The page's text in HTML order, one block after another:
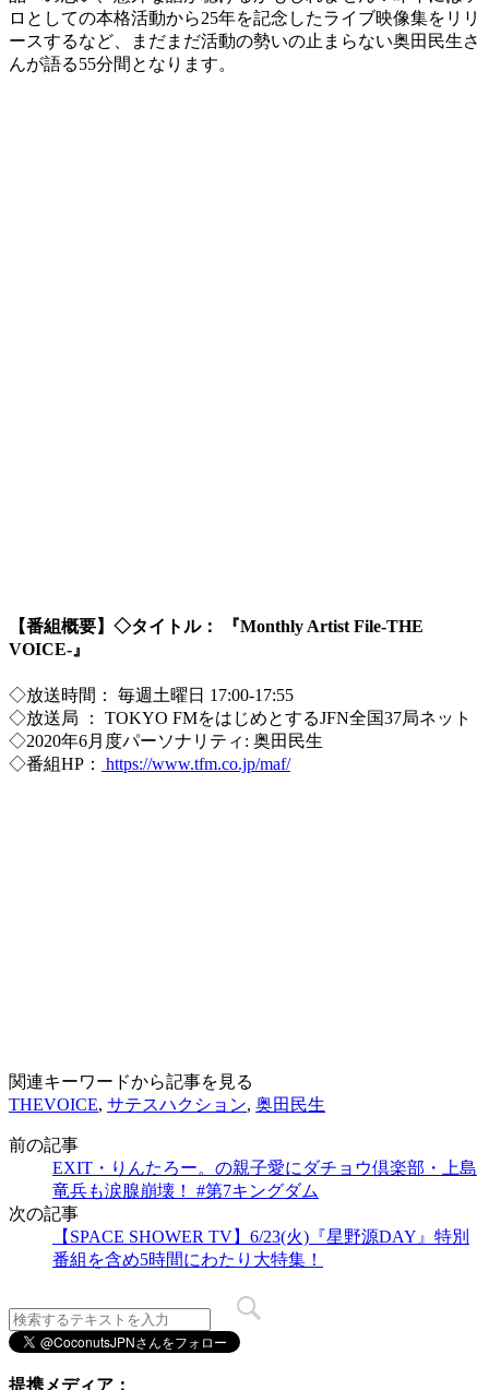
ロとしての本格活動から25年を記念したライブ映像集をリリ
ースするなど、まだまだ活動の勢いの止まらない奥田民生さ
んが語る55分間となります。
【番組概要】◇タイトル： 『Monthly Artist File-THE
VOICE-』
◇放送時間： 毎週土曜日 17:00-17:55
◇放送局 ： TOKYO FMをはじめとするJFN全国37局ネット
◇2020年6月度パーソナリティ: 奥田民生
◇番組HP：
https://www.tfm.co.jp/maf/
関連キーワードから記事を見る
THEVOICE, サテスハクション, 奥田民生
前の記事
EXIT・りんたろー。の親子愛にダチョウ倶楽部・上島
竜兵も涙腺崩壊！ #第7キングダム
次の記事
【SPACE SHOWER TV】6/23(火)『星野源DAY』特別
番組を含め5時間にわたり大特集！
提携メディア：